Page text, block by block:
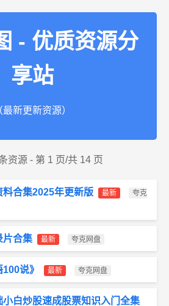
- 优质资源分
享站
最新更新资源）
资源 - 第 1 页/共 14 页
合集2025年更新版 最新
夸克
片合集 最新 夸克网盘
说》 最新 夸克网盘
小白炒股速成股票知识入门全集